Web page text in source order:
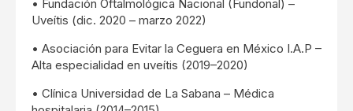
• Fundación Oftalmológica Nacional (Fundonal) –
Uveítis (dic. 2020 – marzo 2022)
• Asociación para Evitar la Ceguera en México I.A.P –
Alta especialidad en uveítis (2019–2020)
• Clínica Universidad de La Sabana – Médica